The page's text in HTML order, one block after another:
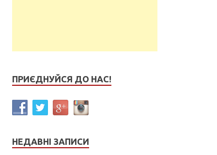
ПРИЄДНУЙСЯ ДО НАС!
НЕДАВНІ ЗАПИСИ